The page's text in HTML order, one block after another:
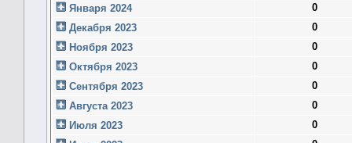
Января 2024
0
Декабря 2023
0
Ноября 2023
0
Октября 2023
0
Сентября 2023
0
Августа 2023
0
Июля 2023
0